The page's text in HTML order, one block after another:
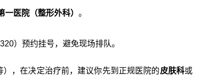
医院（整形外科） 。
）预约挂号，避免现场排队。
，在决定治疗前，建议你先到正规医院的皮肤科或